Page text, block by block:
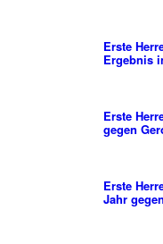
Erste
Ergebnis
Erste
gegen
Erste
Jahr